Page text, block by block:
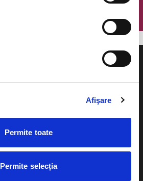
Afişare
Permite toate
Permite selecția
Cum comand bilete?